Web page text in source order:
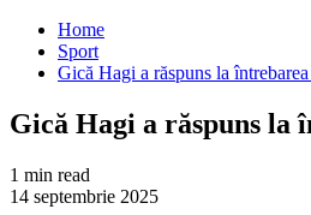
Home
Sport
Gică Hagi a răspuns la
Gică Hagi a răspuns la
1 min read
14 septembrie 2025